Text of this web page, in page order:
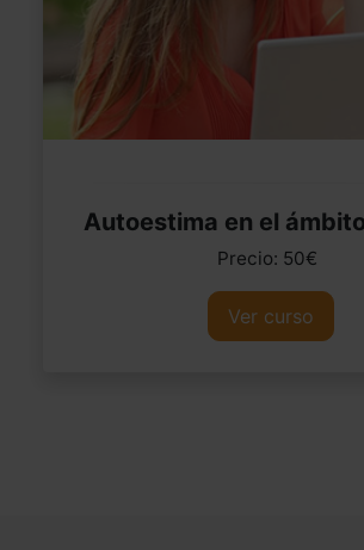
Autoestima en el
Precio: 50€
Ver curso